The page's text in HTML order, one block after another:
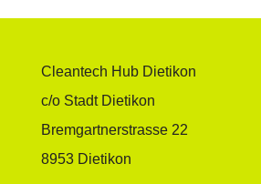
Cleantech Hub Dietikon
c/o Stadt Dietikon
Bremgartnerstrasse 22
8953 Dietikon